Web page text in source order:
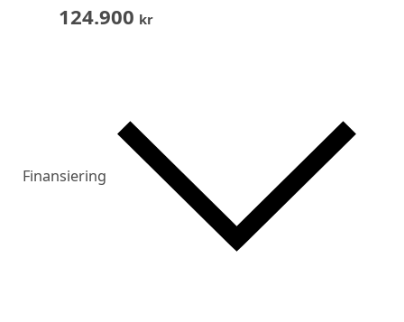
124.900 kr
Finansiering